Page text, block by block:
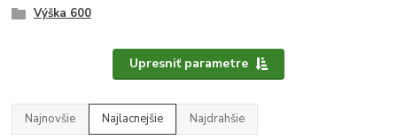
Výška 600
Upresniť parametre
Najnovšie Najlacnejšie Najdrahšie